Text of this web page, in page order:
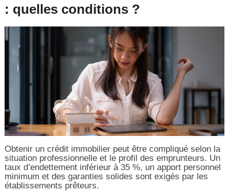
: quelles conditions ?
Obtenir un crédit immobilier peut être compliqué selon la
situation professionnelle et le profil des emprunteurs. Un
taux d’endettement inférieur à 35 %, un apport personnel
minimum et des garanties solides sont exigés par les
établissements prêteurs.